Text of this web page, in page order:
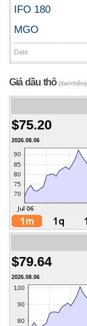
IFO 180
MGO
Date
Giá dầu thô(Xem thêm)
$75.20
2026.08.06
$79.64
2026.08.06